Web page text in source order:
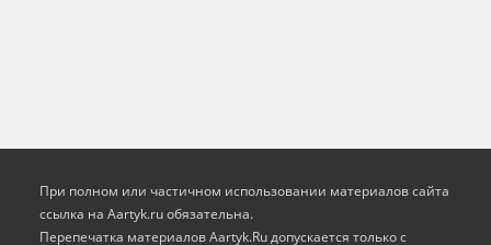
При полном или частичном использовании материалов сайта
ссылка на Aartyk.ru oбязательна.
Перепечатка материалов Aartyk.Ru допускается только с